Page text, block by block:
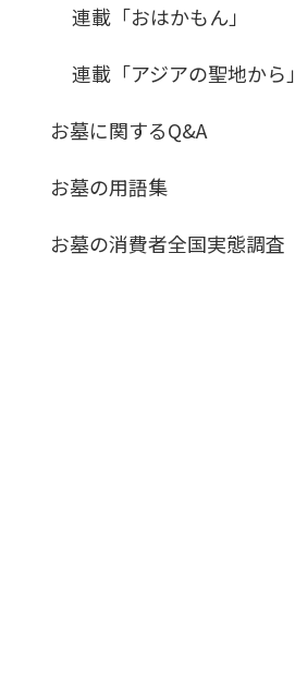
連載「おはかもん」
連載「アジアの聖地から」
お墓に関するQ&A
お墓の用語集
お墓の消費者全国実態調査